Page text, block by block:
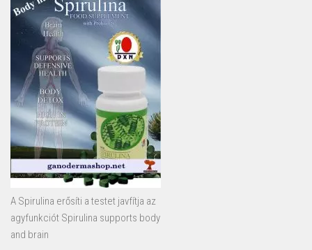
A Spirulina erősíti a testet javfítja az
agyfunkciót Spirulina supports body
and brain